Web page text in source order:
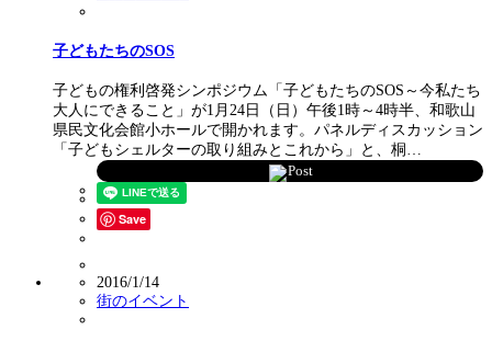
子どもたちのSOS
子どもの権利啓発シンポジウム「子どもたちのSOS～今私たち
大人にできること」が1月24日（日）午後1時～4時半、和歌山
県民文化会館小ホールで開かれます。パネルディスカッション
「子どもシェルターの取り組みとこれから」と、桐…
Post
Save
2016/1/14
街のイベント